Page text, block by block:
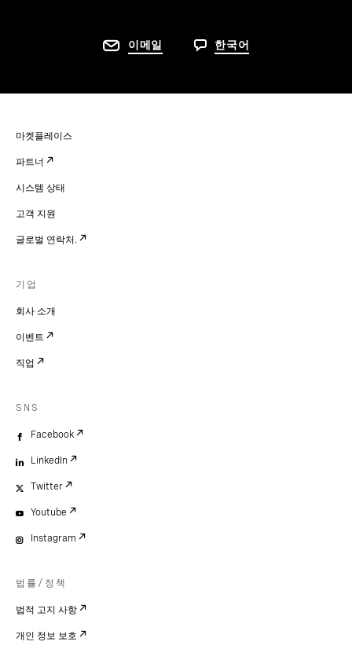
이메일 한국어
마켓플레이스
파트너
시스템 상태
고객 지원
글로벌 연락처.
기업
회사 소개
이벤트
직업
SNS
Facebook
LinkedIn
Twitter
Youtube
Instagram
법률/정책
법적 고지 사항
개인 정보 보호